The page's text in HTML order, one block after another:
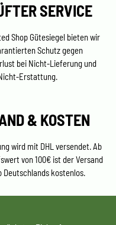
SERVICE
Shop Gütesiegel bieten wir
Schutz gegen
bei Nicht-Lieferung und
Erstattung.
& KOSTEN
wird mit DHL versendet. Ab
von 100€ ist der Versand
Deutschlands kostenlos.